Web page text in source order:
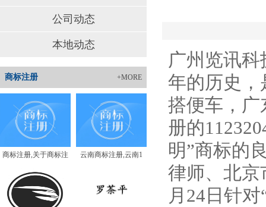
公司动态
本地动态
+MORE
商标注册
商标注册,关于商标注 云南商标注册,云南1
广州览讯
年的历史，
搭便车，广
册的
明”商标的
律师、北京
月24日针